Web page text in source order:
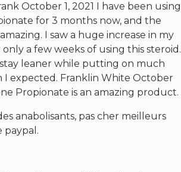
October 1, 2021 I have been using
for 3 months now, and the
I saw a huge increase in my
a few weeks of using this steroid.
leaner while putting on much
I expected. Franklin White October
Propionate is an amazing product.
anabolisants, pas cher meilleurs
paypal.